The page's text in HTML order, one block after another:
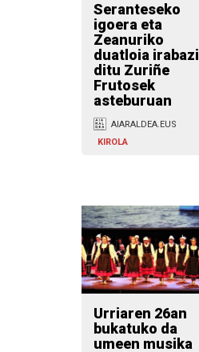
Seranteseko
igoera eta
Zeanuriko
duatloia irabazi
ditu Zuriñe
Frutosek
asteburuan
AIARALDEA.EUS
KIROLA
Urriaren 26an
bukatuko da
umeen musika